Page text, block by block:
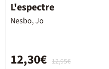
L'espectre
Nesbo, Jo
12,95€
12,30€